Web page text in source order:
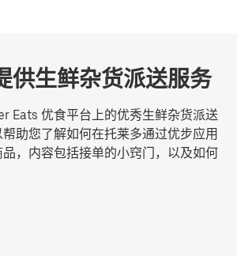
供生鲜杂货派送服务
Eats 优食平台上的优秀生鲜杂货派送
助您了解如何在托莱多通过优步应用
，内容包括接单的小窍门，以及如何